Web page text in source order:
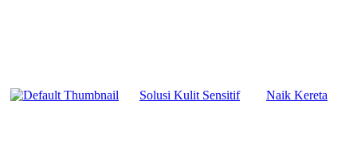
Solusi Kulit Sensitif Naik Kereta